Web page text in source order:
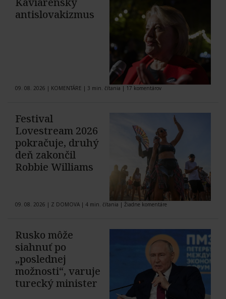
antislovakizmus
09. 08. 2026 | KOMENTÁRE | 3 min. čítania | 17 komentárov
Festival
Lovestream 2026
pokračuje, druhý
deň zakončil
Robbie Williams
09. 08. 2026 | Z DOMOVA | 4 min. čítania | Žiadne komentáre
Rusko môže
siahnuť po
„poslednej
možnosti“, varuje
turecký minister